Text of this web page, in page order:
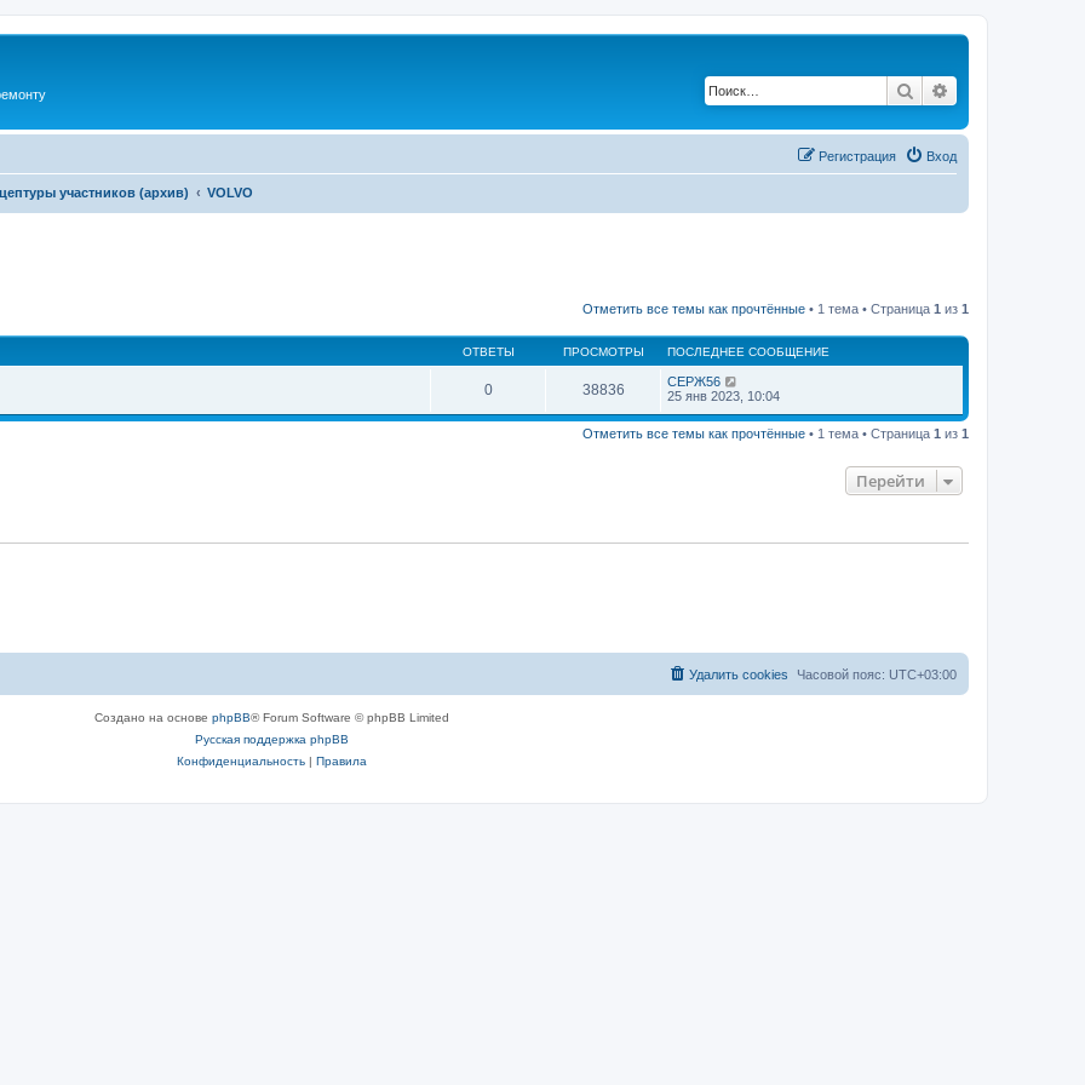
Поиск
Вход
Регистрация
участников (архив) VOLVO
Отметить все темы как прочтённые • 1 тема • Страница 1 из 1
ОТВЕТЫ ПРОСМОТРЫ ПОСЛЕДНЕЕ СООБЩЕНИЕ
0 38836
СЕРЖ56
25 янв 2023, 10:04
Отметить все темы как прочтённые • 1 тема • Страница 1 из 1
Перейти
Часовой пояс: UTC+03:00
Удалить cookies
Создано на основе phpBB® Forum Software © phpBB Limited
Русская поддержка phpBB
Конфиденциальность| Правила